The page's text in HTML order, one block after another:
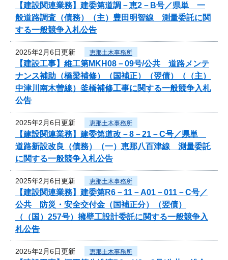
【建設関連業務】建委第道調－恵2－B号／県単 一
般道路調査（債務）（主）豊田明智線 測量委託に関
する一般競争入札公告
2025年2月6日更新 恵那土木事務所
【建設工事】維工第MKH08－09号/公共 道路メンテ
ナンス補助（橋梁補修）（国補正）（翌債）（（主）
中津川南木曽線）釜橋補修工事に関する一般競争入札
公告
2025年2月6日更新 恵那土木事務所
【建設関連業務】建委第道改－8－21－C号／県単
道路新設改良（債務）（一）恵那八百津線 測量委託
に関する一般競争入札公告
2025年2月6日更新 恵那土木事務所
【建設関連業務】建委第R6－11－A01－011－C号／
公共 防災・安全交付金（国補正分）（翌債）
（（国）257号）擁壁工設計委託に関する一般競争入
札公告
2025年2月6日更新 恵那土木事務所